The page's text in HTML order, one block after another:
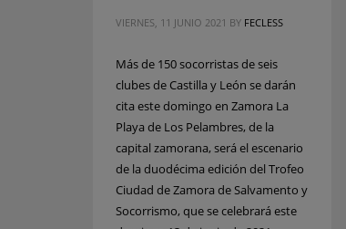
VIERNES, 11 JUNIO 2021 BY FECLESS
Más de 150 socorristas de seis
clubes de Castilla y León se darán
cita este domingo en Zamora La
Playa de Los Pelambres, de la
capital zamorana, será el escenario
de la duodécima edición del Trofeo
Ciudad de Zamora de Salvamento y
Socorrismo, que se celebrará este